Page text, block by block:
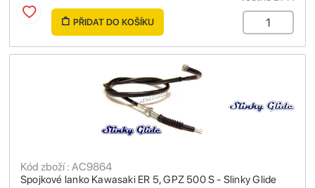
PŘIDAT DO KOŠÍKU
Spojkové lanko Kawasaki ER 5, GPZ 500 S - Slinky Glide
Kód zboží : AC9864